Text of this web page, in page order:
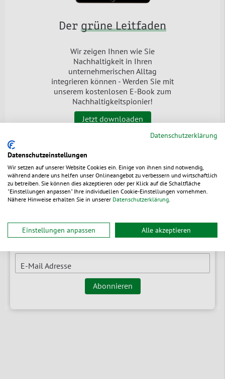
Newsletter
Branchenrelevante News & Tipps
Erfahren Sie zuerst von Neuheiten
Rabatt-Aktionen exklusiv vorab für Sie
E-Mail Adresse
Abonnieren
Der grüne Leitfaden
Wir zeigen Ihnen wie Sie
Nachhaltigkeit in Ihren
unternehmerischen Alltag
integrieren können - Werden Sie mit
unserem kostenlosen E-Book zum
Nachhaltigkeitspionier!
Jetzt downloaden
Datenschutzerklärung
Datenschutzeinstellungen
Wir setzen auf unserer Website Cookies ein. Einige von ihnen sind notwendig,
während andere uns helfen unser Onlineangebot zu verbessern und wirtschaftlich
zu betreiben. Sie können dies akzeptieren oder per Klick auf die Schaltfläche
"Einstellungen anpassen" Ihre individuellen Cookie-Einstellungen vornehmen.
Nähere Hinweise erhalten Sie in unserer Datenschutzerklärung.
Einstellungen anpassen Alle akzeptieren